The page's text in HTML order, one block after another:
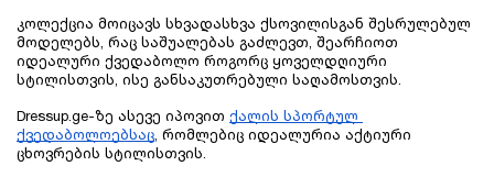
კოლექცია მოიცავს სხვადასხვა ქსოვილისგან შესრულებულ
მოდელებს, რაც საშუალებას გაძლევთ, შეარჩიოთ
იდეალური ქვედაბოლო როგორც ყოველდღიური
სტილისთვის, ისე განსაკუთრებული საღამოსთვის.
Dressup.ge-ზე ასევე იპოვით ქალის სპორტულ
ქვედაბოლოებსაც, რომლებიც იდეალურია აქტიური
ცხოვრების სტილისთვის.